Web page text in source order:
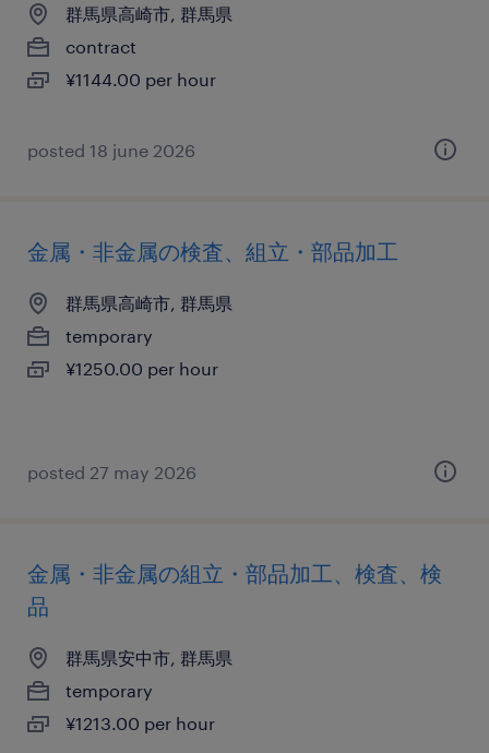
群馬県高崎市, 群馬県
contract
¥1144.00 per hour
posted 18 june 2026
金属・非金属の検査、組立・部品加工
群馬県高崎市, 群馬県
temporary
¥1250.00 per hour
posted 27 may 2026
金属・非金属の組立・部品加工、検査、検
品
群馬県安中市, 群馬県
temporary
¥1213.00 per hour